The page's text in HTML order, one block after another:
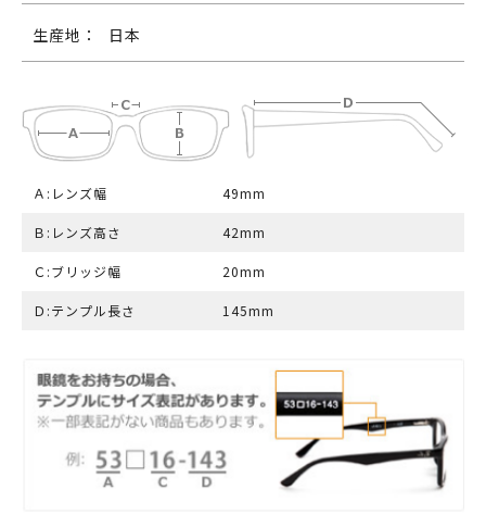
生産地： 日本
Ａ:レンズ幅 49mm
Ｂ:レンズ高さ 42mm
Ｃ:ブリッジ幅 20mm
Ｄ:テンプル長さ 145mm